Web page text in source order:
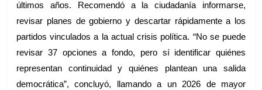
últimos años. Recomendó a la ciudadanía informarse,
revisar planes de gobierno y descartar rápidamente a los
partidos vinculados a la actual crisis política. “No se puede
revisar 37 opciones a fondo, pero sí identificar quiénes
representan continuidad y quiénes plantean una salida
democrática”, concluyó, llamando a un 2026 de mayor